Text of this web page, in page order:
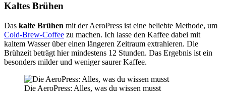
Kaltes Brühen
Das kalte Brühen mit der AeroPress ist eine beliebte Methode, um
Cold-Brew-Coffee zu machen. Ich lasse den Kaffee dabei mit
kaltem Wasser über einen längeren Zeitraum extrahieren. Die
Brühzeit beträgt hier mindestens 12 Stunden. Das Ergebnis ist ein
besonders milder und weniger saurer Kaffee.
Die AeroPress: Alles, was du wissen musst